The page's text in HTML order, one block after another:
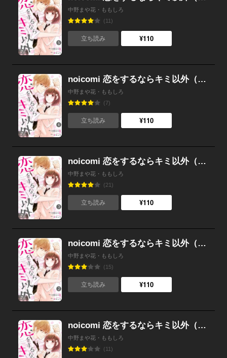
中野まや花・ももしろ
(11)
立ち読み ¥110
noicomi 恋をするならキミ以外（分冊版） 4話
中野まや花・ももしろ
(7)
立ち読み ¥110
noicomi 恋をするならキミ以外（分冊版） 3話
中野まや花・ももしろ
(21)
立ち読み ¥110
noicomi 恋をするならキミ以外（分冊版） 2話
中野まや花・ももしろ
(15)
立ち読み ¥110
noicomi 恋をするならキミ以外（分冊版） 1話
中野まや花・ももしろ
(11)